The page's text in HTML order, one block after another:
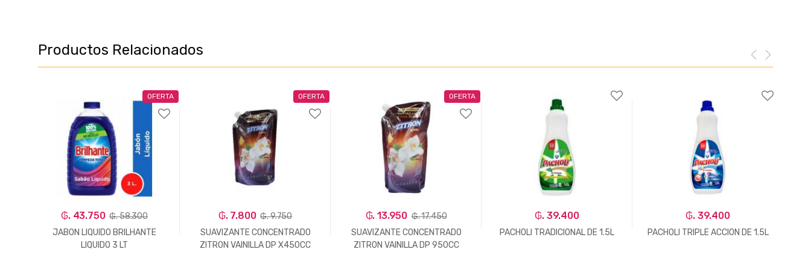
Productos Relacionados
OFERTA
₲. 43.750 ₲. 58.300
JABON LIQUIDO BRILHANTE
LIQUIDO 3 LT
OFERTA
₲. 7.800 ₲. 9.750
SUAVIZANTE CONCENTRADO
ZITRON VAINILLA DP X450CC
OFERTA
₲. 13.950 ₲. 17.450
SUAVIZANTE CONCENTRADO
ZITRON VAINILLA DP 950CC
₲. 39.400
PACHOLI TRADICIONAL DE 1.5L
₲. 39.400
PACHOLI TRIPLE ACCION DE 1.5L